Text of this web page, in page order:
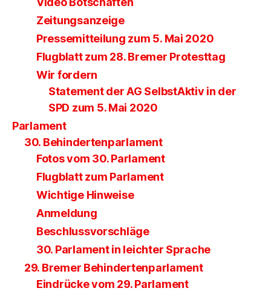
Zeitungsanzeige
Pressemitteilung zum 5. Mai 2020
Flugblatt zum 28. Bremer Protesttag
Wir fordern
Statement der AG SelbstAktiv in der
SPD zum 5. Mai 2020
Parlament
30. Behindertenparlament
Fotos vom 30. Parlament
Flugblatt zum Parlament
Wichtige Hinweise
Anmeldung
Beschlussvorschläge
30. Parlament in leichter Sprache
29. Bremer Behindertenparlament
Eindrücke vom 29. Parlament